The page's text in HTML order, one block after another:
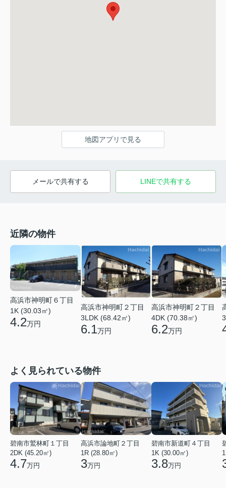
地図アプリで見る
メールで共有する LINEで共有する
近隣の物件
高浜市神明町６丁目
1K (30.03㎡)
4.2万円
高浜市神明町２丁目
3LDK (68.42㎡)
6.1万円
高浜市神明町２丁目
4DK (70.38㎡)
6.2万円
よく見られている物件
碧南市鷲林町１丁目
2DK (45.20㎡)
4.7万円
高浜市論地町２丁目
1R (28.80㎡)
3万円
碧南市新道町４丁目
1K (30.00㎡)
3.8万円